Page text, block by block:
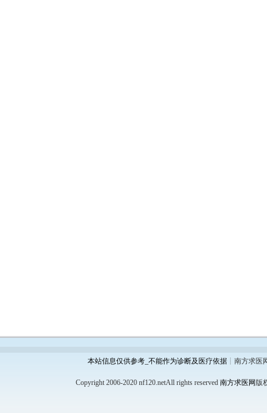
本站信息仅供参考_不能作为诊断及医疗依据┊南方求医
Copyright 2006-2020 nf120.netAll rights reserved 南方求医网 版